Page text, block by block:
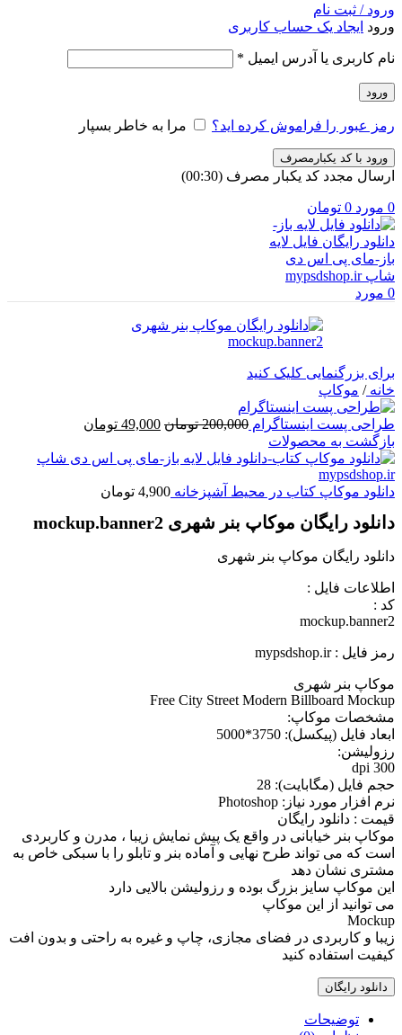
ورود / ثبت نام
ورود ایجاد یک حساب کاربری
نام کاربری یا آدرس ایمیل *
ورود
رمز عبور را فراموش کرده اید؟ مرا به خاطر بسپار
ورود با کد یکبارمصرف
ارسال مجدد کد یکبار مصرف (00:
30
)
0 مورد 0 تومان
0 مورد
برای بزرگنمایی کلیک کنید
خانه/ موکاپ
طراحی پست اینستاگرام 200,000 تومان قیمت
200,000 تومان
49,000 تومان
49,000 تومان
بازگشت به محصولات
دانلود موکاپ کتاب در محیط آشپزخانه 4,900 تومان
دانلود رایگان موکاپ بنر شهری mockup.banner2
دانلود رایگان موکاپ بنر شهری
اطلاعات فايل :
کد :
mockup.banner2
رمز فایل : mypsdshop.ir
موکاپ بنر شهری
Free City Street Modern Billboard Mockup
مشخصات موکاپ:
ابعاد فايل (پيکسل): 3750*5000
رزوليشن:
300 dpi
حجم فايل (مگابايت): 28
نرم افزار مورد نياز: Photoshop
قیمت : دانلود رایگان
موکاپ بنر خیابانی در واقع يک پيش نمايش زيبا ، مدرن و کاربردی
است که می تواند طرح نهایی و آماده بنر و تابلو را با سبکی خاص به
مشتری نشان دهد
اين موکاپ سايز بزرگ بوده و رزوليشن بالايی دارد
می توانيد از اين موکاپ
Mockup
زيبا و کاربردی در فضای مجازی، چاپ و غيره به راحتی و بدون افت
کيفيت استفاده کنيد
دانلود رایگان
توضیحات